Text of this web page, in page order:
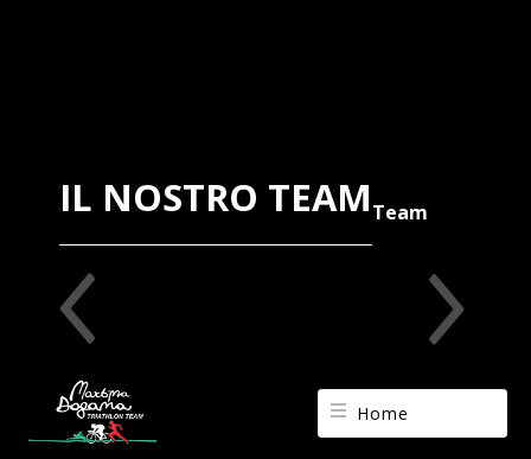
IL NOSTRO TEAMTeam
Home